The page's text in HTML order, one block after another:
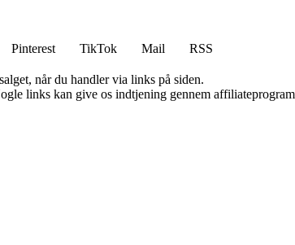
Pinterest TikTok Mail
RSS
når du handler via links på siden.
links kan give os indtjening gennem